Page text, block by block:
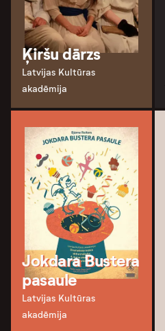
Ķiršu dārzs
Latvijas Kultūras
akadēmija
Jokdara Bustera
pasaule
Latvijas Kultūras
akadēmija